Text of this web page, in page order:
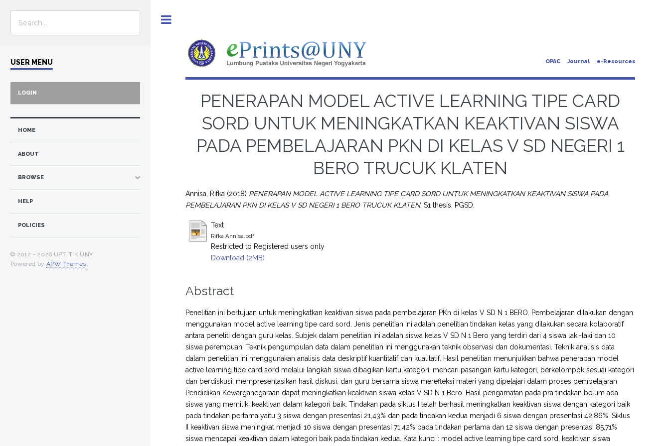
OPAC Journal e-Resources
PENERAPAN MODEL ACTIVE LEARNING TIPE CARD
SORD UNTUK MENINGKATKAN KEAKTIVAN SISWA
PADA PEMBELAJARAN PKN DI KELAS V SD NEGERI 1
BERO TRUCUK KLATEN
Annisa, Rifka (2018) PENERAPAN MODEL ACTIVE LEARNING TIPE CARD SORD UNTUK MENINGKATKAN KEAKTIVAN SISWA PADA
PEMBELAJARAN PKN DI KELAS V SD NEGERI 1 BERO TRUCUK KLATEN. S1 thesis, PGSD.
Text
Rifka Annisa.pdf
Restricted to Registered users only
Download (2MB)
Abstract
Penelitian ini bertujuan untuk meningkatkan keaktivan siswa pada pembelajaran PKn di kelas V SD N 1 BERO. Pembelajaran dilakukan dengan
menggunakan model active learning tipe card sord. Jenis penelitian ini adalah penelitian tindakan kelas yang dilakukan secara kolaboratif
antara peneliti dengan guru kelas. Subjek dalam penelitian ini adalah siswa kelas V SD N 1 Bero yang terdiri dari 4 siswa laki-laki dan 10
siswa perempuan. Teknik pengumpulan data dalam penelitian ini menggunakan teknik observasi dan dokumentasi. Teknik analisis data
dalam penelitian ini menggunakan analisis data deskriptif kuantitatif dan kualitatif. Hasil penelitian menunjukkan bahwa penerapan model
active learning tipe card sord melalui langkah siswa dibagikan kartu kategori, mencari pasangan kartu kategori, berkelompok sesuai kategori
dan berdiskusi, mempresentasikan hasil diskusi, dan guru bersama siswa merefleksi materi yang dipelajari dalam proses pembelajaran
Pendidikan Kewarganegaraan dapat meningkatkan keaktivan siswa kelas V SD N 1 Bero. Hasil pengamatan pada pra tindakan belum ada
siswa yang memiliki keaktivan dalam kategori baik. Tindakan pada siklus I telah berhasil meningkatkan keaktivan siswa dengan kategori baik
pada tindakan pertama yaitu 3 siswa dengan presentasi 21,43% dan pada tindakan kedua menjadi 6 siswa dengan presentasi 42,86%. Siklus
II keaktivan siswa meningkat menjadi 10 siswa dengan presentasi 71,42% pada tindakan pertama dan 12 siswa dengan presentasi 85,71%
siswa mencapai keaktivan dalam kategori baik pada tindakan kedua. Kata kunci : model active learning tipe card sord, keaktivan siswa
USER MENU
LOGIN
HOME
ABOUT
BROWSE
HELP
POLICIES
© 2012 - 2026 UPT. TIK UNY
Powered by APW Themes